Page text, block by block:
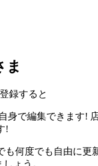
ま
録すると
身で編集できます!
!
も何度でも自由に更
ょう。